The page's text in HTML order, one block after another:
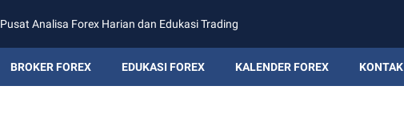
Pusat Analisa Forex Harian dan Edukasi Trading
BROKER FOREX EDUKASI FOREX KALENDER FOREX KONTAK